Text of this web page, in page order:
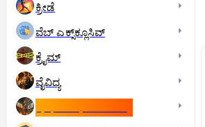
ಕ್ರೀಡೆ
ವೆಬ್ ಎಕ್ಸ್‌ಕ್ಲೂಸಿವ್
ಕ್ರೈಮ್
ವೈವಿಧ್ಯ